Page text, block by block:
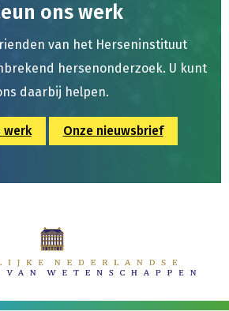
ons werk
van het Herseninstituut
hersenonderzoek. U kunt
daarbij helpen.
werk Onze nieuwsbrief